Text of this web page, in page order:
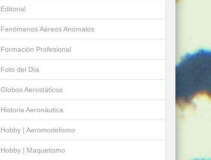
Editorial
Fenómenos Aéreos Anómalos
Formación Profesional
Foto del Día
Globos Aerostáticos
Historia Aeronáutica
Hobby | Aeromodelismo
Hobby | Maquetismo